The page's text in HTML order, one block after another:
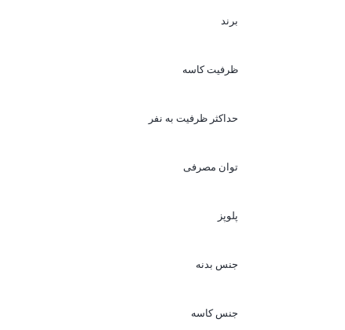
برند
ظرفیت کاسه
حداکثر ظرفیت به نفر
توان مصرفی
پلوپز
جنس بدنه
جنس کاسه